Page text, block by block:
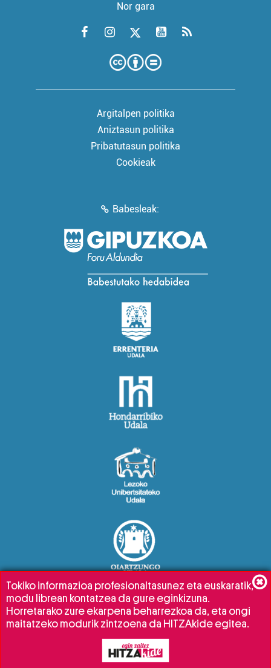
Nor gara
Argitalpen politika
Aniztasun politika
Pribatutasun politika
Cookieak
Babesleak:
Tokiko informazioa profesionaltasunez eta euskaratik,
modu librean kontatzea da gure eginkizuna.
Horretarako zure ekarpena beharrezkoa da, eta ongi
maitatzeko modurik zintzoena da HITZAkide egitea.